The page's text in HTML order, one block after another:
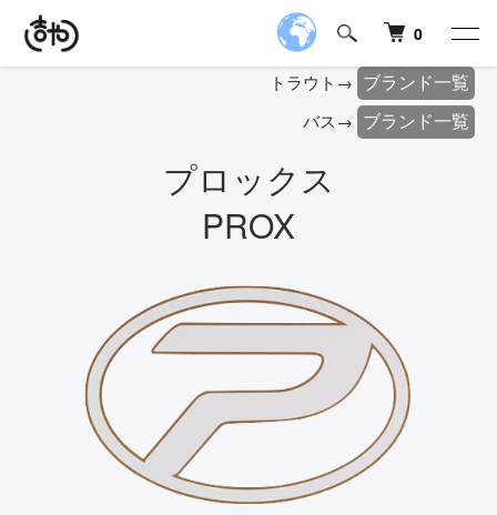
0
トラウト→ ブランド一覧
バス→ ブランド一覧
プロックス
PROX